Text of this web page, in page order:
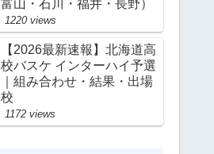
富山・石川・福井・長野）
1220 views
【2026最新速報】北海道高
校バスケ インターハイ予選
｜組み合わせ・結果・出場
校
1172 views